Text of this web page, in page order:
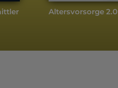
Altersvorsorge 2.0